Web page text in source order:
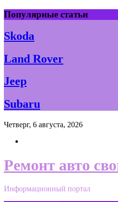
Skip
to
content
Популярные статьи
Skoda
Land Rover
Jeep
Subaru
Четверг, 6 августа, 2026
Ремонт авто
Информационный портал